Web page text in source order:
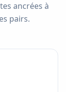
ancrées à
pairs.